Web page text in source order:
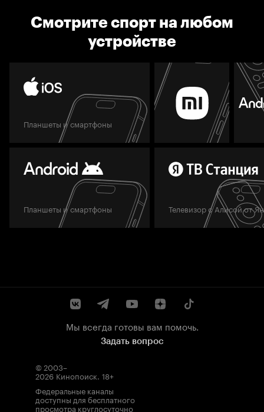
Смотрите спорт на любом
устройстве
Планшеты и смартфоны
Планшеты и смартфоны Телевизор с Алисой от
Мы всегда готовы вам помочь.
Задать вопрос
© 2003–
2026 Кинопоиск. 18+
Федеральные каналы
доступны для бесплатного
просмотра круглосуточно